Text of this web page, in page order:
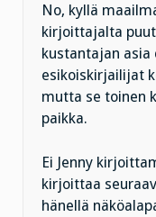
No, kyllä
kirjoittajalta
kustantajan
esikoiskirjailijat
mutta se toinen
paikka.
Ei Jenny
kirjoittaa
hänellä